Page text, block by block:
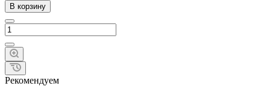
В корзину
Рекомендуем